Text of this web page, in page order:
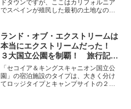
ある
ドタウンですが、ここはカリフォルニア
でスペインが殖民した最初の土地なのだ
ッション・サンディエゴ・デ・アルカラ
が１番最初のミッシ...
ランド・オブ・エクストリームは
本当にエクストリームだった！
３大国立公園を制覇！ 旅行記そ
の③
「セコイア＆キングスキャニオン国立公
園」の宿泊施設のタイプは、大きく分け
てロッジタイプとキャンプサイトの２種